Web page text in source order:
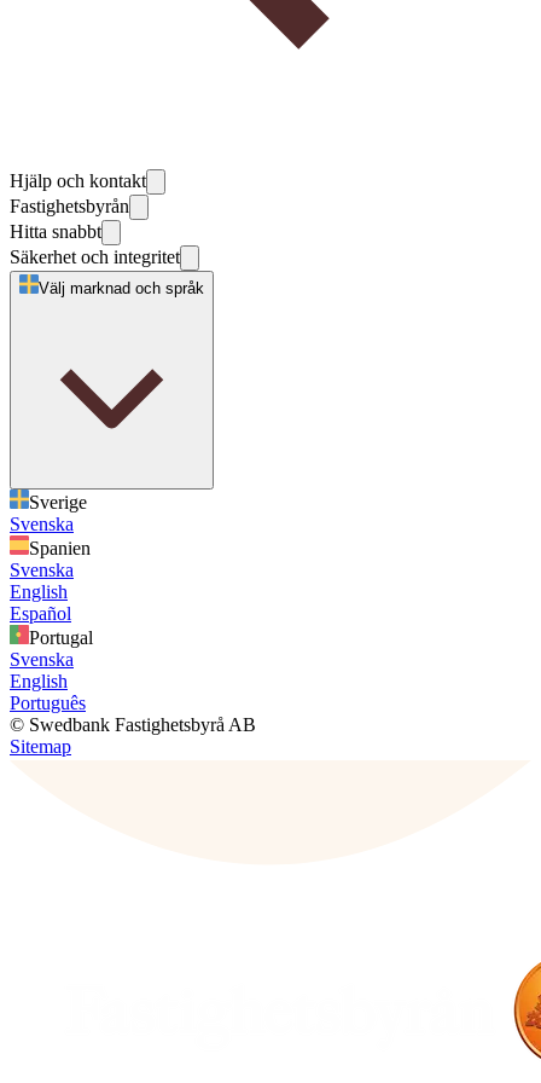
Hjälp och kontakt
Fastighetsbyrån
Hitta snabbt
Säkerhet och integritet
Välj marknad och språk
Sverige
Svenska
Spanien
Svenska
English
Español
Portugal
Svenska
English
Português
© Swedbank Fastighetsbyrå AB
Sitemap